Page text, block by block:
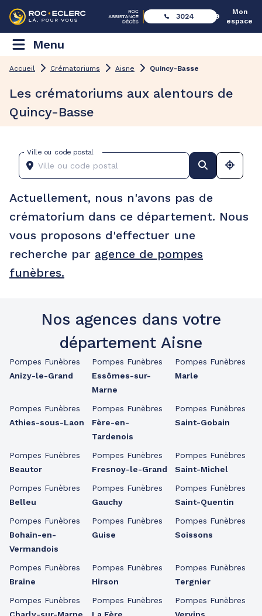
3024
Mon
espace
Menu
Accueil Crématoriums Aisne Quincy-Basse
Les crématoriums aux alentours de
Quincy-Basse
Ville ou code postal
Actuellement, nous n'avons pas de
crématorium dans ce département. Nous
vous proposons d'effectuer une
recherche par agence de pompes
funèbres.
Nos agences dans votre
département Aisne
Pompes Funèbres
Anizy-le-Grand
Pompes Funèbres
Athies-sous-Laon
Pompes Funèbres
Beautor
Pompes Funèbres
Belleu
Pompes Funèbres
Bohain-en-
Vermandois
Pompes Funèbres
Braine
Pompes Funèbres
Pompes Funèbres
Essômes-sur-
Marne
Pompes Funèbres
Fère-en-
Tardenois
Pompes Funèbres
Fresnoy-le-Grand
Pompes Funèbres
Gauchy
Pompes Funèbres
Guise
Pompes Funèbres
Hirson
Pompes Funèbres
Pompes Funèbres
Marle
Pompes Funèbres
Saint-Gobain
Pompes Funèbres
Saint-Michel
Pompes Funèbres
Saint-Quentin
Pompes Funèbres
Soissons
Pompes Funèbres
Tergnier
Pompes Funèbres